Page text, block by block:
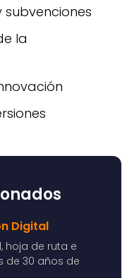
la
Digital
hoja de ruta e
de 30 años de